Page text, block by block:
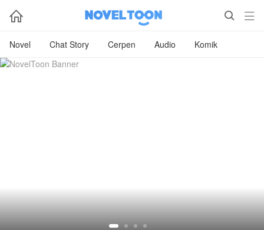
  
Novel Chat Story Cerpen Audio Komik